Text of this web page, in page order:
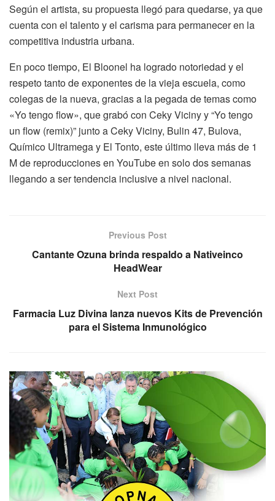
Según el artista, su propuesta llegó para quedarse, ya que
cuenta con el talento y el carisma para permanecer en la
competitiva industria urbana.
En poco tiempo, El Bloonel ha logrado notoriedad y el
respeto tanto de exponentes de la vieja escuela, como
colegas de la nueva, gracias a la pegada de temas como
«Yo tengo flow», que grabó con Ceky Viciny y “Yo tengo
un flow (remix)” junto a Ceky Viciny, Bulin 47, Bulova,
Químico Ultramega y El Tonto, este último lleva más de 1
M de reproducciones en YouTube en solo dos semanas
llegando a ser tendencia inclusive a nivel nacional.
Previous Post
Cantante Ozuna brinda respaldo a Nativeinco
HeadWear
Next Post
Farmacia Luz Divina lanza nuevos Kits de Prevención
para el Sistema Inmunológico